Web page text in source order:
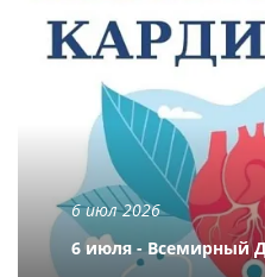
6 июл 2026
6 июля - Всемирный